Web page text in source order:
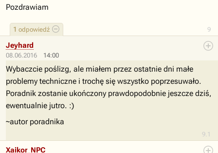
9
1 odpowiedź
Pozdrawiam
08.06.2016 14:00
9.1
Jeyhard
Wybaczcie poślizg, ale miałem przez ostatnie dni małe
problemy techniczne i trochę się wszystko poprzesuwało.
Poradnik zostanie ukończony prawdopodobnie jeszcze dziś,
ewentualnie jutro. :)
~autor poradnika
Xaikor_NPC